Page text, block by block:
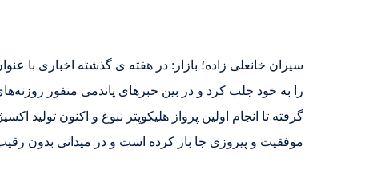
سیران خانعلی زاده؛ بازار: در هفته ی گذشته اخباری با
را به خود جلب کرد و در بین خبرهای پاندمی منفور
گرفته تا انجام اولین پرواز هلیکوپتر نبوغ و اکنون تولید
موفقیت و پیروزی جا باز کرده است و در میدانی بدون